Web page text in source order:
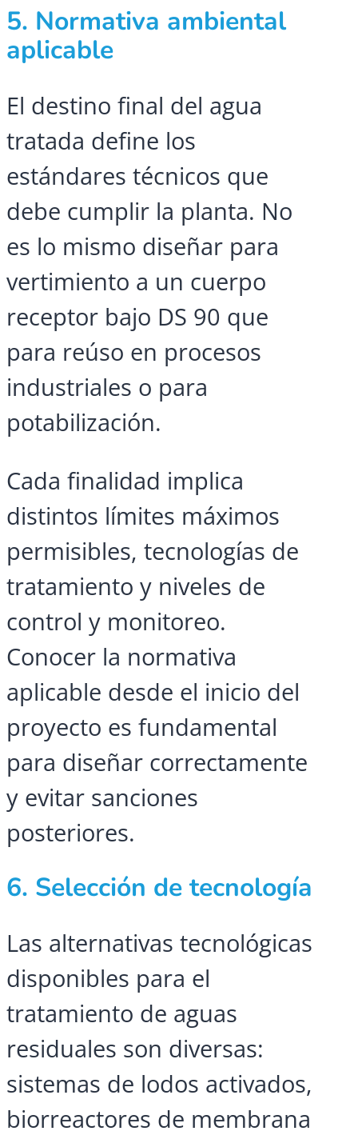
5. Normativa ambiental
aplicable
El destino final del agua
tratada define los
estándares técnicos que
debe cumplir la planta. No
es lo mismo diseñar para
vertimiento a un cuerpo
receptor bajo DS 90 que
para reúso en procesos
industriales o para
potabilización.
Cada finalidad implica
distintos límites máximos
permisibles, tecnologías de
tratamiento y niveles de
control y monitoreo.
Conocer la normativa
aplicable desde el inicio del
proyecto es fundamental
para diseñar correctamente
y evitar sanciones
posteriores.
6. Selección de tecnología
Las alternativas tecnológicas
disponibles para el
tratamiento de aguas
residuales son diversas:
sistemas de lodos activados,
biorreactores de membrana